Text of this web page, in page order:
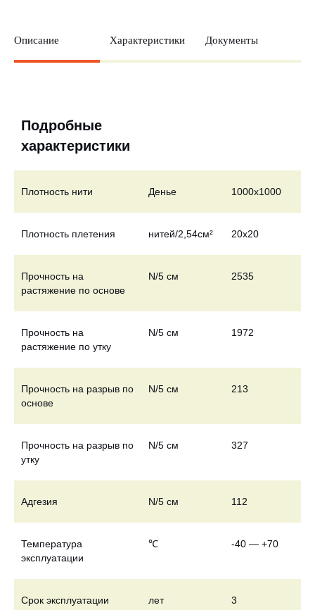
Описание Характеристики Документы
Подробные
характеристики
Плотность нити Денье 1000x1000
Плотность плетения нитей/2,54см² 20х20
Прочность на
растяжение по основе
N/5 см 2535
Прочность на
растяжение по утку
N/5 см 1972
Прочность на разрыв по
основе
N/5 см 213
Прочность на разрыв по
утку
N/5 см 327
Адгезия N/5 см 112
Температура
эксплуатации
℃ -40 — +70
Срок эксплуатации лет 3